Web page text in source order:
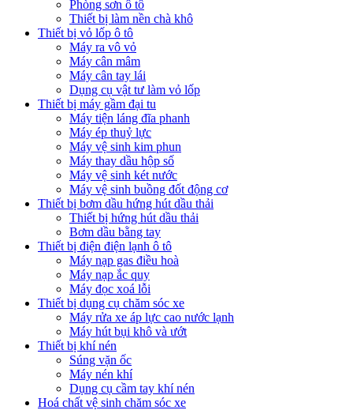
Phòng sơn ô tô
Thiết bị làm nền chà khô
Thiết bị vỏ lốp ô tô
Máy ra vô vỏ
Máy cân mâm
Máy cân tay lái
Dụng cụ vật tư làm vỏ lốp
Thiết bị máy gầm đại tu
Máy tiện láng đĩa phanh
Máy ép thuỷ lực
Máy vệ sinh kim phun
Máy thay dầu hộp số
Máy vệ sinh két nước
Máy vệ sinh buồng đốt động cơ
Thiết bị bơm dầu hứng hút dầu thải
Thiết bị hứng hút dầu thải
Bơm dầu bằng tay
Thiết bị điện điện lạnh ô tô
Máy nạp gas điều hoà
Máy nạp ắc quy
Máy đọc xoá lỗi
Thiết bị dụng cụ chăm sóc xe
Máy rửa xe áp lực cao nước lạnh
Máy hút bụi khô và ướt
Thiết bị khí nén
Súng vặn ốc
Máy nén khí
Dụng cụ cầm tay khí nén
Hoá chất vệ sinh chăm sóc xe